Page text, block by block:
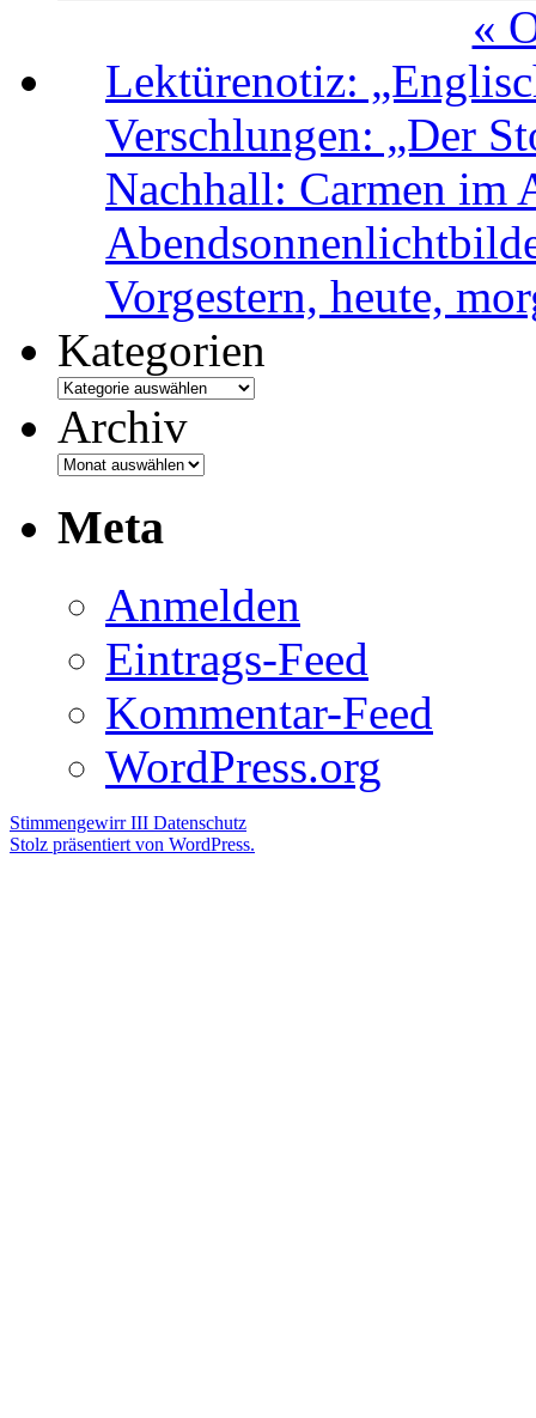
«
Lektürenotiz:
Verschlungen: „Der
Nachhall: Carmen im
Vorgestern, heute,
Kategorien
Archiv
Meta
Anmelden
Eintrags-Feed
Kommentar-Feed
WordPress.org
Stimmengewirr III Datenschutz
Stolz präsentiert von WordPress.